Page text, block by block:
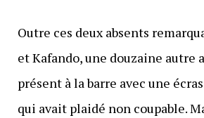
Outre ces deux absents
et Kafando, une douzaine autre
présent à la barre avec une
qui avait plaidé non coupable.